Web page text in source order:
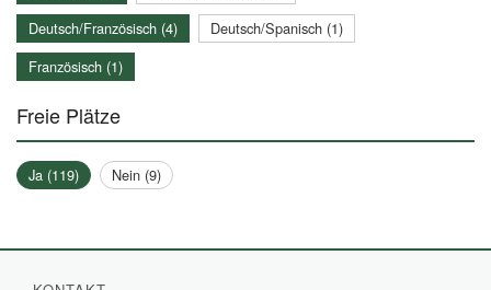
Deutsch/Französisch (4)
Deutsch/Spanisch (1)
Französisch (1)
Freie Plätze
Ja (119) Nein (9)